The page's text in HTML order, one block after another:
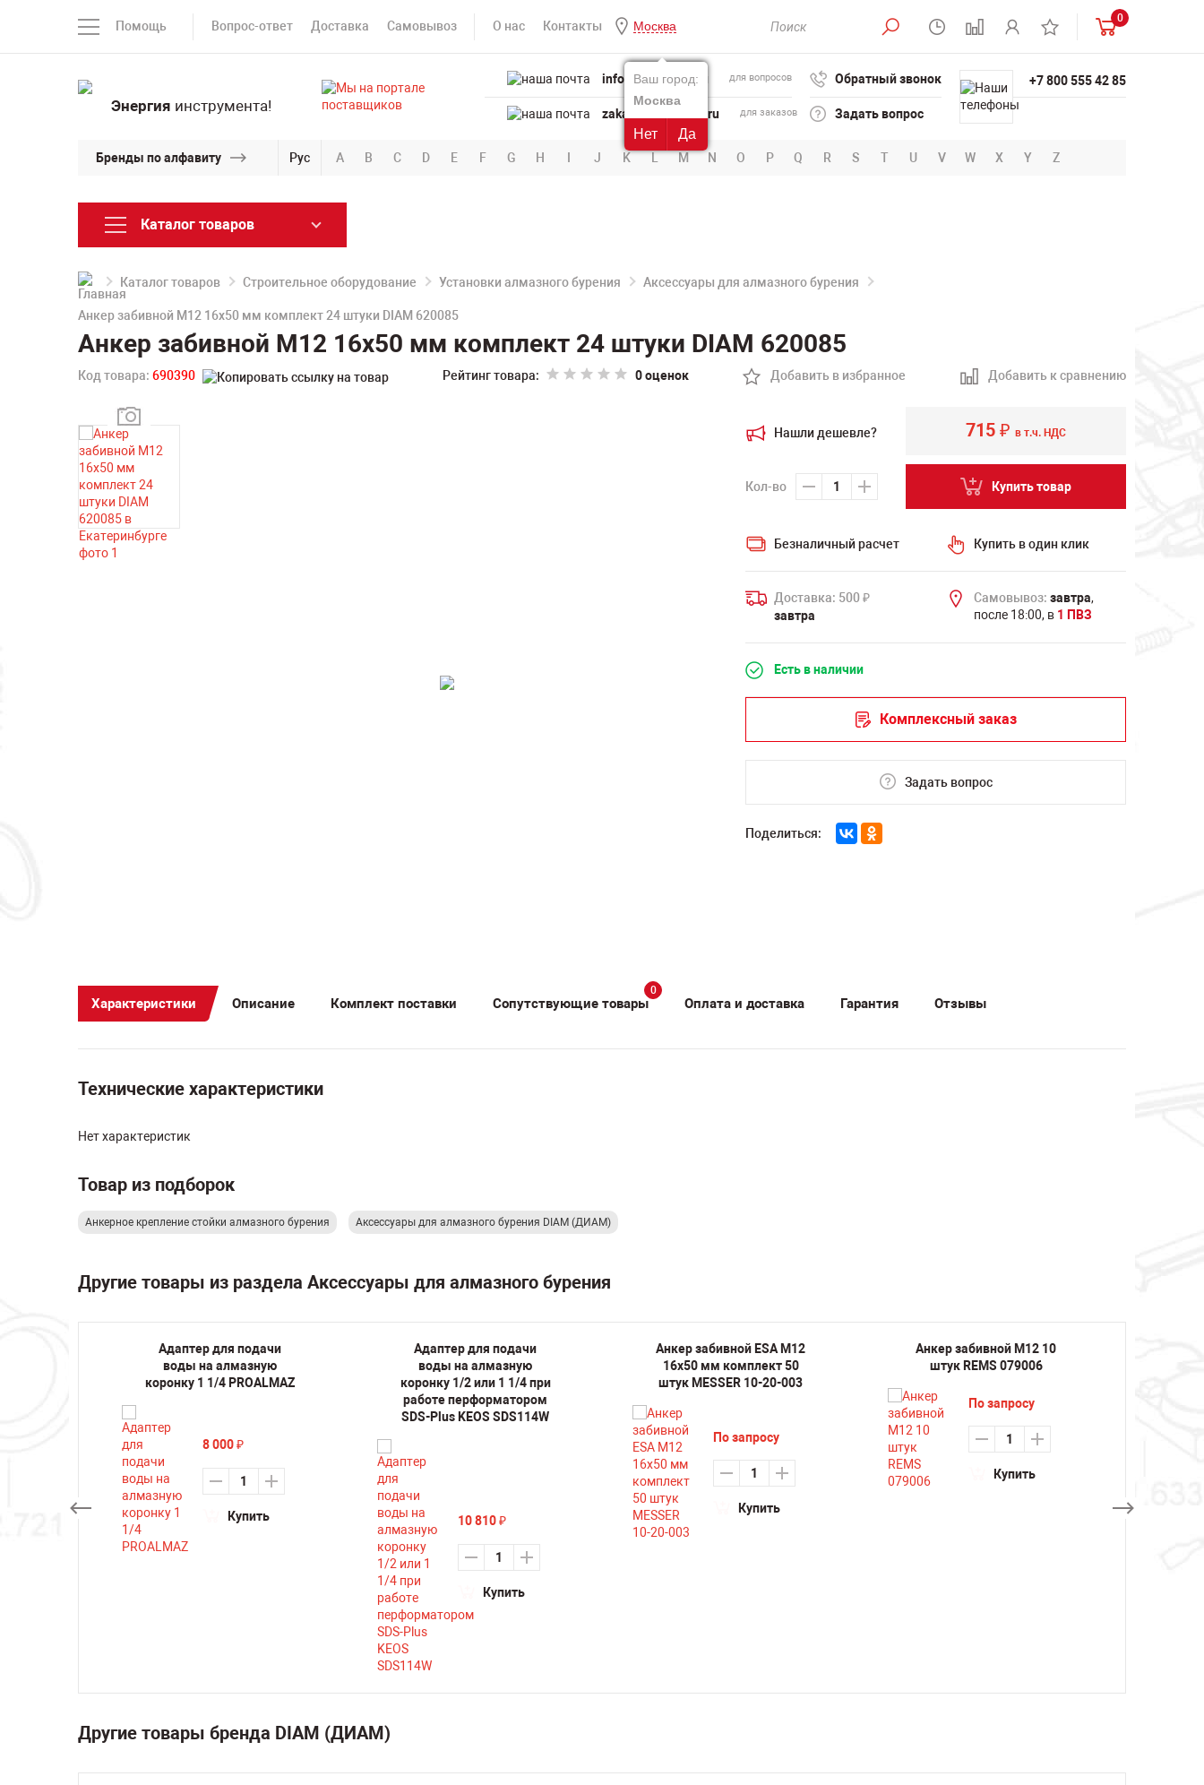
Помощь Вопрос-ответ Доставка Самовывоз О нас Контакты Москва
Ваш город:
Москва
Нет Да
0
Энергия инструмента!
info@powertool.ru для вопросов
zakaz@powertool.ru для заказов
Обратный звонок
Задать вопрос
+7 800 555 42 85
Бренды по алфавиту Рус A B C D E F G H I J K L M N O P Q R S T U V W X Y Z
Каталог товаров
Каталог товаров Строительное оборудование Установки алмазного бурения Аксессуары для алмазного бурения
Анкер забивной M12 16x50 мм комплект 24 штуки DIAM 620085
Анкер забивной M12 16x50 мм комплект 24 штуки DIAM 620085
Код товара: 690390 Рейтинг товара: 0 оценок Добавить в избранное Добавить к сравнению
Нашли дешевле?
Кол-во
715 ₽ в т.ч. НДС
Купить товар
Безналичный расчет Купить в один клик
Доставка: 500 ₽
завтра
Самовывоз: завтра,
после 18:00, в 1 ПВЗ
Есть в наличии
Комплексный заказ
Задать вопрос
Поделиться:
Характеристики Описание Комплект поставки Сопутствующие товары
0
Оплата и доставка Гарантия Отзывы
Технические характеристики
Нет характеристик
Товар из подборок
Анкерное крепление стойки алмазного бурения Аксессуары для алмазного бурения DIAM (ДИАМ)
Другие товары из раздела Аксессуары для алмазного бурения
Адаптер для подачи
воды на алмазную
коронку 1 1/4 PROALMAZ
8 000 ₽
Купить
Адаптер для подачи
воды на алмазную
коронку 1/2 или 1 1/4 при
работе перформатором
SDS-Plus KEOS SDS114W
10 810 ₽
Купить
Анкер забивной ESA М12
16х50 мм комплект 50
штук MESSER 10-20-003
По запросу
Купить
Анкер забивной M12 10
штук REMS 079006
По запросу
Купить
Другие товары бренда DIAM (ДИАМ)